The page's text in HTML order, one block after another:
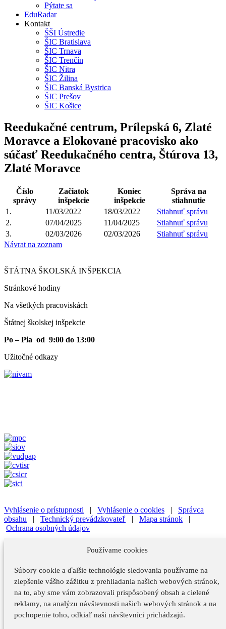
Používame cookies
Súbory cookie a ďalšie technológie sledovania používame na
zlepšenie vášho zážitku z prehliadania našich webových stránok,
na to, aby sme vám zobrazovali prispôsobený obsah a cielené
reklamy, na analýzu návštevnosti našich webových stránok a na
pochopenie toho, odkiaľ naši návštevníci prichádzajú.
Pýtate sa
EduRadar
Kontakt
ŠŠI Ústredie
ŠIC Bratislava
ŠIC Trnava
ŠIC Trenčín
ŠIC Nitra
ŠIC Žilina
ŠIC Banská Bystrica
ŠIC Prešov
ŠIC Košice
Reedukačné centrum, Prílepská 6, Zlaté
Moravce a Elokované pracovisko ako
súčasť Reedukačného centra, Štúrova 13,
Zlaté Moravce
Číslo
správy
Začiatok
inšpekcie
Koniec
inšpekcie
Správa na
stiahnutie
1.
11/03/2022 18/03/2022
Stiahnuť správu
2.
07/04/2025 11/04/2025
Stiahnuť správu
3.
02/03/2026 02/03/2026
Stiahnuť správu
Návrat na zoznam
ŠTÁTNA ŠKOLSKÁ INŠPEKCIA
Stránkové hodiny​
Na všetkých pracoviskách
Štátnej školskej inšpekcie
Po – Pia od 9:00 do 13:00
Užitočné odkazy
Vyhlásenie o prístupnosti | Vyhlásenie o cookies | Správca
obsahu | Technický prevádzkovateľ | Mapa stránok |
Ochrana osobných údajov
Vyhlásenie o cookies
Technický prevádzkovateľ|Mapa stránok|Ochrana osobných
údajov
Vyhlásenie o prístupnosti
Vyhlásenie o cookies